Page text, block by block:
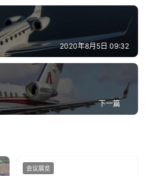
2020年8月5日 09:32
下一篇
会议展览